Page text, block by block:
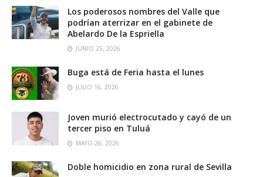
Los poderosos nombres del Valle que
podrían aterrizar en el gabinete de
Abelardo De la Espriella
JUNIO 25, 2026
Buga está de Feria hasta el lunes
JULIO 16, 2026
Joven murió electrocutado y cayó de un
tercer piso en Tuluá
MAYO 26, 2026
Doble homicidio en zona rural de Sevilla